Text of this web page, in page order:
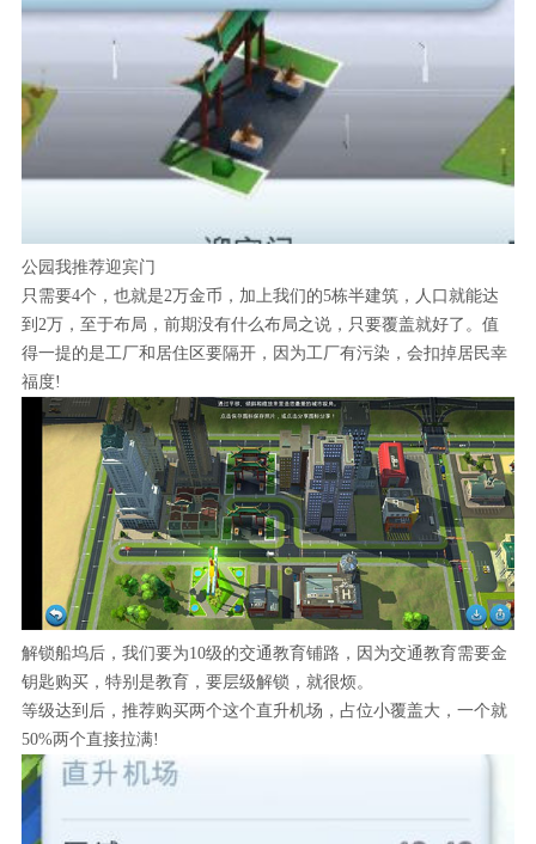
公园我推荐迎宾门
只需要4个，也就是2万金币，加上我们的5栋半建筑，人口就能达
到2万，至于布局，前期没有什么布局之说，只要覆盖就好了。值
得一提的是工厂和居住区要隔开，因为工厂有污染，会扣掉居民幸
福度!
解锁船坞后，我们要为10级的交通教育铺路，因为交通教育需要金
钥匙购买，特别是教育，要层级解锁，就很烦。
等级达到后，推荐购买两个这个直升机场，占位小覆盖大，一个就
50%两个直接拉满!